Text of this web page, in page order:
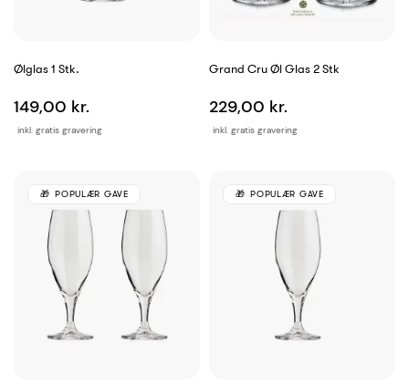
Ølglas 1 Stk.
inkl. gratis gravering
149,00 kr.
Grand Cru Øl Glas 2 Stk
inkl. gratis gravering
229,00 kr.
POPULÆR GAVE POPULÆR GAVE